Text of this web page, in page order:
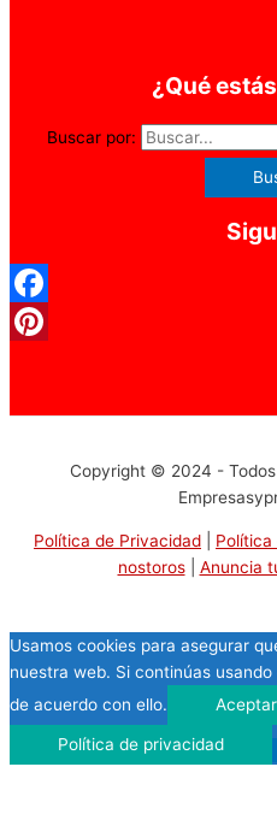
¿Qué
Buscar por:
Copyright © 2024 -
Política de Privacidad Política
nostoros| Anuncia
Usamos cookies para asegurar
nuestra web. Si continúas
de acuerdo con ello.
Aceptar
Política de privacidad